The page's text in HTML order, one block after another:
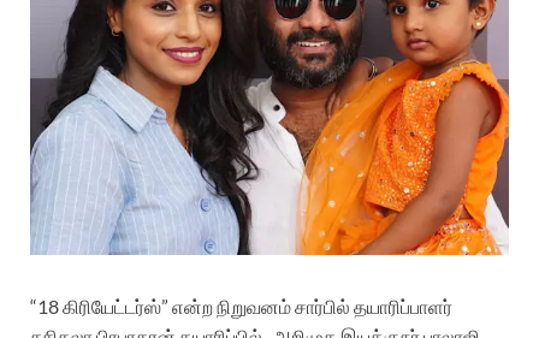
“18 கிரியேட்டர்ஸ்” என்ற நிறுவனம் சார்பில் தயாரிப்பாளர்